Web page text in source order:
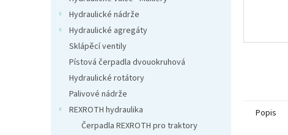
Hydraulické nádrže
Hydraulické agregáty
Sklápěcí ventily
Pístová čerpadla dvouokruhová
Hydraulické rotátory
Palivové nádrže
REXROTH hydraulika
Čerpadla REXROTH pro traktory
Popis